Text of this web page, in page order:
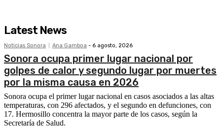
Latest News
Noticias Sonora Ana Gamboa - 6 agosto, 2026
Sonora ocupa primer lugar nacional por
golpes de calor y segundo lugar por muertes
por la misma causa en 2026
Sonora ocupa el primer lugar nacional en casos asociados a las altas
temperaturas, con 296 afectados, y el segundo en defunciones, con
17. Hermosillo concentra la mayor parte de los casos, según la
Secretaría de Salud.